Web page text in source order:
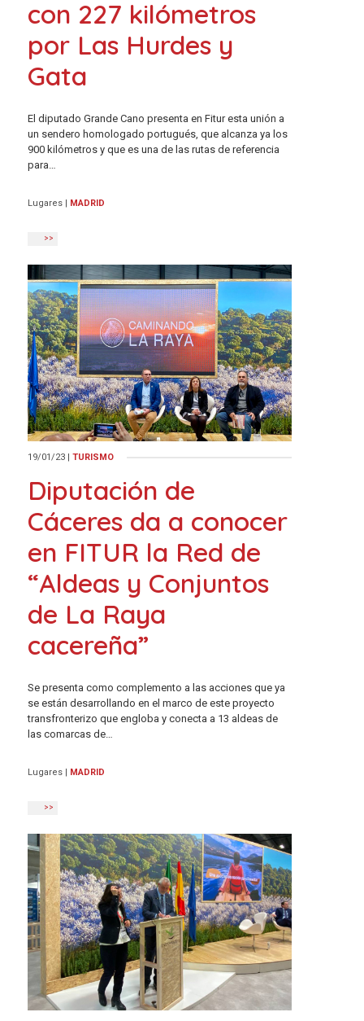
con 227 kilómetros
por Las Hurdes y
Gata
El diputado Grande Cano presenta en Fitur esta unión a
un sendero homologado portugués, que alcanza ya los
900 kilómetros y que es una de las rutas de referencia
para…
Lugares MADRID
>>
19/01/23 TURISMO
Diputación de
Cáceres da a conocer
en FITUR la Red de
“Aldeas y Conjuntos
de La Raya
cacereña”
Se presenta como complemento a las acciones que ya
se están desarrollando en el marco de este proyecto
transfronterizo que engloba y conecta a 13 aldeas de
las comarcas de…
Lugares MADRID
>>